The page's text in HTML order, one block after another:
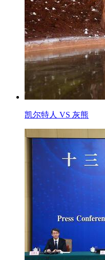
凯尔特人 VS 灰熊